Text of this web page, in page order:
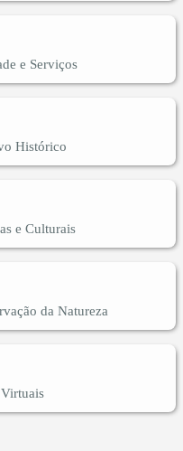
e Serviços
Histórico
e Culturais
da Natureza